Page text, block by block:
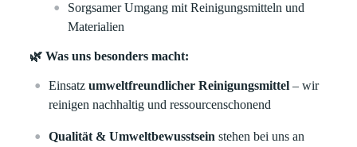
Sorgsamer Umgang mit Reinigungsmitteln und
Materialien
🌿 Was uns besonders macht:
Einsatzumweltfreundlicher Reinigungsmittel – wir
reinigen nachhaltig und ressourcenschonend
Qualität & Umweltbewusstsein stehen bei uns an